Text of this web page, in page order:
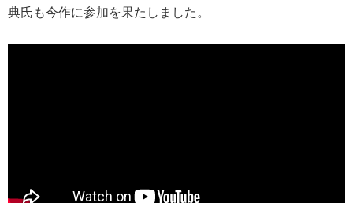
典氏も今作に参加を果たしました。